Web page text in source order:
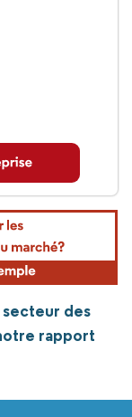
des
rapport